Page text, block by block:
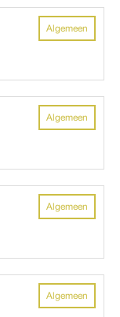
Algemeen
Algemeen
Algemeen
Algemeen